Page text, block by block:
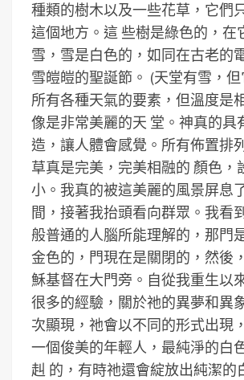
種類的樹木以及一些花草，它們
這個地方。這 些樹是綠色的，在
雪，雪是白色的，如同在古老的
雪皚皚的聖誕節。 (天堂有雪，
所有各種天氣的要素，但溫度是
像是非常美麗的天 堂。神真的具
造，讓人體會感覺。所有佈置排
草真是完美，完美相融的 顏色，
小。我真的被這美麗的風景屏息
間，接著我抬頭看向群眾。我看
般普通的人腦所能理解的，那門
金色的，門現在是關閉的，然後
穌基督在大門旁。自從我重生以
很多的經驗，關於祂的異夢和異
次顯現，祂會以不同的形式出現
一個俊美的年輕人，最純淨的白
赳 的，有時祂還會綻放出純潔的